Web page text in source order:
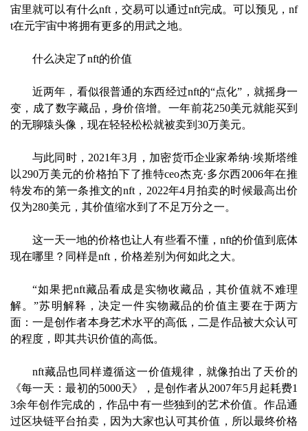
宙里就可以有什么nft，交易可以通过nft完成。可以预见，nf
t在元宇宙中将拥有更多的用武之地。
什么决定了nft的价值
近两年，看似很普通的东西经过nft的“点化”，就摇身一
变，成了数字藏品，身价倍增。一年前花250美元就能买到
的无聊猿头像，现在轻轻松松就被卖到30万美元。
与此同时，2021年3月，加密货币企业家希纳·埃斯塔维
以290万美元的价格拍下了推特ceo杰克·多尔西2006年在推
特发布的第一条推文的nft，2022年4月拍卖的时候最高出价
仅为280美元，其价值缩水到了不足万分之一。
这一天一地的价格也让人有些看不懂，nft的价值到底体
现在哪里？同样是nft，价格差别为何如此之大。
“如果把nft藏品看成是实物收藏品，其价值就不难理
解。”苏明解释，决定一件实物藏品的价值主要在于两方
面：一是创作者本身艺术水平的高低，二是作品被大众认可
的程度，即其共识价值的高低。
nft藏品也同样遵循这一价值规律，就像拍出了天价的
《每一天：最初的5000天》，是创作者从2007年5月起耗费1
3余年创作完成的，作品中有一些独到的艺术价值。作品通
过区块链平台拍卖，因为大家也认可其价值，所以最终价格